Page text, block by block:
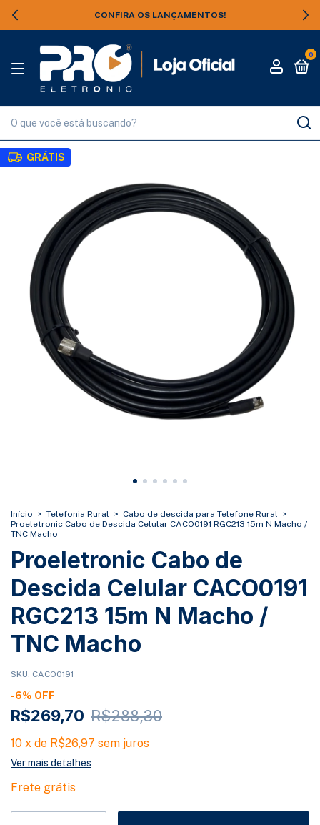
CONFIRA OS LANÇAMENTOS!
0
GRÁTIS
Início > Telefonia Rural > Cabo de descida para Telefone Rural >
Proeletronic Cabo de Descida Celular CACO0191 RGC213 15m N Macho /
TNC Macho
Proeletronic Cabo de
Descida Celular CACO0191
RGC213 15m N Macho /
TNC Macho
SKU: CACO0191
-6% OFF
R$269,70 R$288,30
10 x de R$26,97 sem juros
Ver mais detalhes
Frete grátis